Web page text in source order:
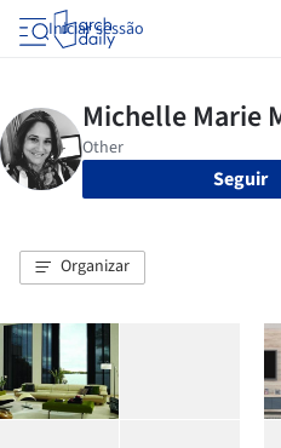
Iniciar sessão
Seguir
Organizar